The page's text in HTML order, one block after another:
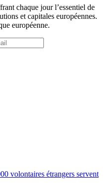
chaque jour l’essentiel de
et capitales européennes.
européenne.
volontaires étrangers servent